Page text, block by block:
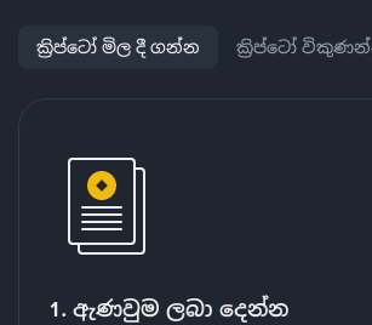
ක්‍රිප්ටෝ මිල දී ගන්න ක්‍රිප්ටෝ
1. ඇණවුම ලබා දෙන්න